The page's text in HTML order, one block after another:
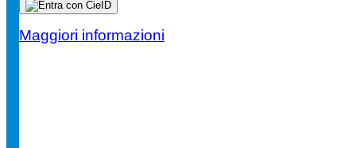
Maggiori informazioni